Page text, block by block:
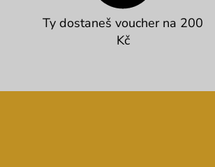
Ty dostaneš voucher na 200
Kč